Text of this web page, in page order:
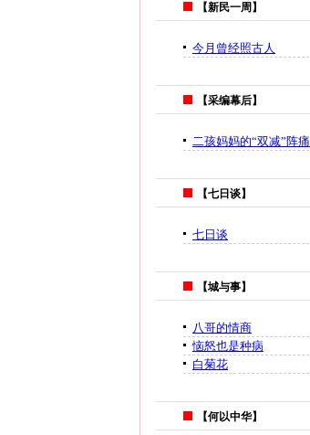
【新民一周】
今月曾经照古人
【采编幕后】
二孩妈妈的“双减”阵痛
【七日谈】
七日谈
【城与事】
八哥的情商
恼怒也是种病
白菊花
【何以中华】